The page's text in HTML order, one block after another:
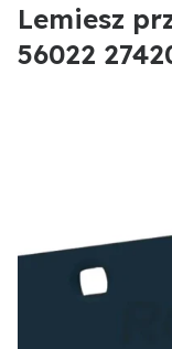
Lemiesz
56022